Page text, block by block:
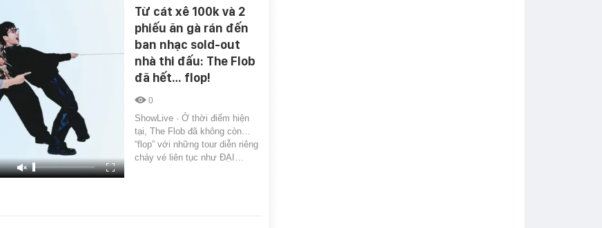
Từ cát xê 100k và 2
phiếu ăn gà rán đến
ban nhạc sold-out
nhà thi đấu: The Flob
đã hết… flop!
0
ShowLive · Ở thời điểm hiện
tại, The Flob đã không còn…
“flop” với những tour diễn riêng
cháy vé liên tục như ĐẠI…